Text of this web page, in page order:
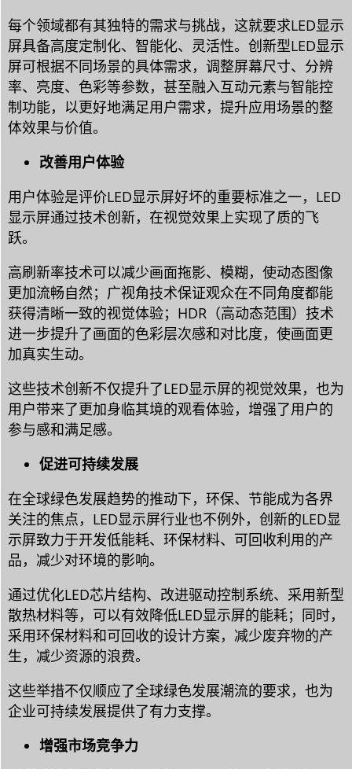
每个领域都有其独特的需求与挑战，这就要求LED显示
屏具备高度定制化、智能化、灵活性。创新型LED显示
屏可根据不同场景的具体需求，调整屏幕尺寸、分辨
率、亮度、色彩等参数，甚至融入互动元素与智能控
制功能，以更好地满足用户需求，提升应用场景的整
体效果与价值。
改善用户体验
用户体验是评价LED显示屏好坏的重要标准之一，LED
显示屏通过技术创新，在视觉效果上实现了质的飞
跃。
高刷新率技术可以减少画面拖影、模糊，使动态图像
更加流畅自然；广视角技术保证观众在不同角度都能
获得清晰一致的视觉体验；HDR（高动态范围）技术
进一步提升了画面的色彩层次感和对比度，使画面更
加真实生动。
这些技术创新不仅提升了LED显示屏的视觉效果，也为
用户带来了更加身临其境的观看体验，增强了用户的
参与感和满足感。
促进可持续发展
在全球绿色发展趋势的推动下，环保、节能成为各界
关注的焦点，LED显示屏行业也不例外，创新的LED显
示屏致力于开发低能耗、环保材料、可回收利用的产
品，减少对环境的影响。
通过优化LED芯片结构、改进驱动控制系统、采用新型
散热材料等，可以有效降低LED显示屏的能耗；同时，
采用环保材料和可回收的设计方案，减少废弃物的产
生，减少资源的浪费。
这些举措不仅顺应了全球绿色发展潮流的要求，也为
企业可持续发展提供了有力支撑。
增强市场竞争力